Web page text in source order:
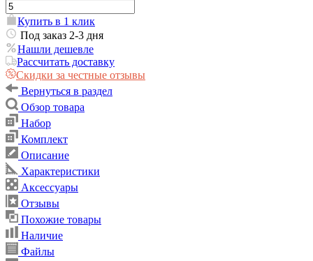
Купить в 1 клик
Под заказ 2-3 дня
Нашли дешевле
Рассчитать доставку
Скидки за честные отзывы
Вернуться в раздел
Обзор товара
Набор
Комплект
Описание
Характеристики
Аксессуары
Отзывы
Похожие товары
Наличие
Файлы